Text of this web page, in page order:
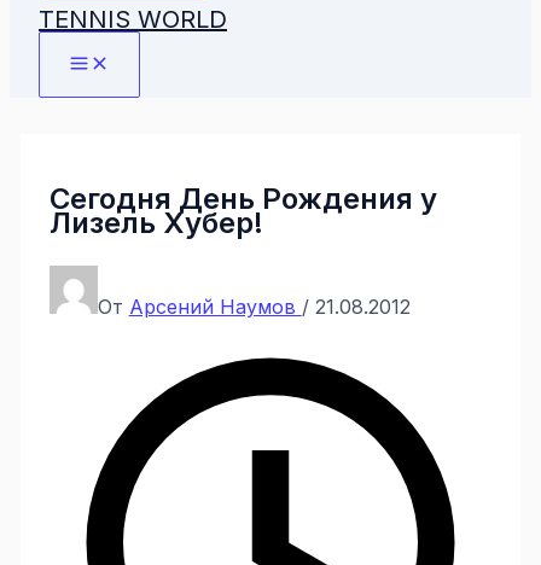
TENNIS WORLD
Сегодня День Рождения у
Лизель Хубер!
От Арсений Наумов / 21.08.2012